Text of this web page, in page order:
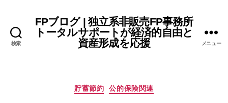
検索
FPブログ | 独立系非販売FP事務所
トータルサポートが経済的自由と
資産形成を応援
メニュー
カ
貯蓄節約 公的保険関連